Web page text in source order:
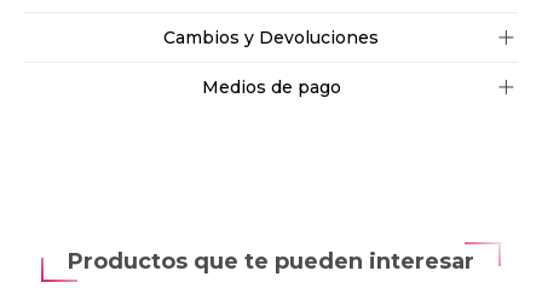
Cambios y Devoluciones
Medios de pago
Productos que te pueden interesar